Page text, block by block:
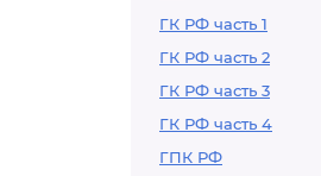
ГК РФ часть 1
ГК РФ часть 2
ГК РФ часть 3
ГК РФ часть 4
ГПК РФ